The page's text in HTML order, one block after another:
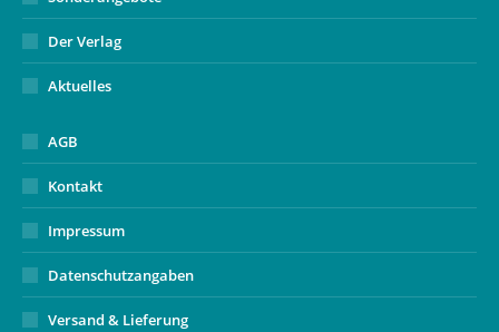
Der Verlag
Aktuelles
AGB
Kontakt
Impressum
Datenschutzangaben
Versand & Lieferung